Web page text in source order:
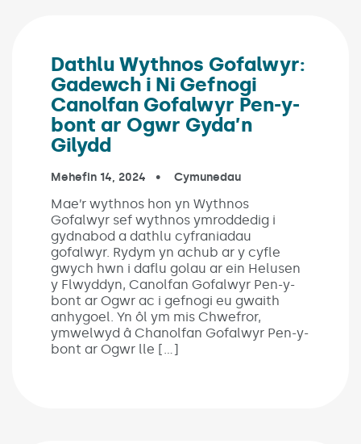
Dathlu Wythnos Gofalwyr:
Gadewch i Ni Gefnogi
Canolfan Gofalwyr Pen-y-
bont ar Ogwr Gyda’n
Gilydd
Published on:
Mehefin 14, 2024 In the categories:
Cymunedau
Mae’r wythnos hon yn Wythnos
Gofalwyr sef wythnos ymroddedig i
gydnabod a dathlu cyfraniadau
gofalwyr. Rydym yn achub ar y cyfle
gwych hwn i daflu golau ar ein Helusen
y Flwyddyn, Canolfan Gofalwyr Pen-y-
bont ar Ogwr ac i gefnogi eu gwaith
anhygoel. Yn ôl ym mis Chwefror,
ymwelwyd â Chanolfan Gofalwyr Pen-y-
bont ar Ogwr lle […]